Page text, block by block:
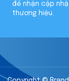
để nhận cập
thương hiệu.